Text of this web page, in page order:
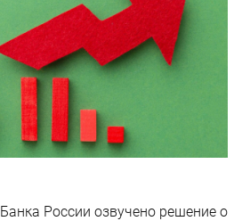
России озвучено решение о